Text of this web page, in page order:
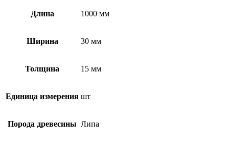
Длина 1000 мм
Ширина 30 мм
Толщина 15 мм
Единица измерения шт
Порода древесины Липа